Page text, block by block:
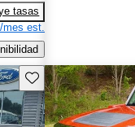
tasas
mes est.
Guarda este Aviso